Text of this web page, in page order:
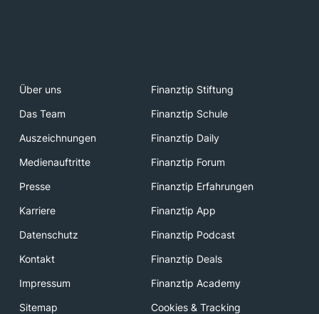
Über uns
Finanztip Stiftung
Das Team
Finanztip Schule
Auszeichnungen
Finanztip Daily
Medienauftritte
Finanztip Forum
Presse
Finanztip Erfahrungen
Karriere
Finanztip App
Datenschutz
Finanztip Podcast
Kontakt
Finanztip Deals
Impressum
Finanztip Academy
Sitemap
Cookies & Tracking